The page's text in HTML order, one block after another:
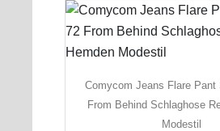
Comycom Jeans Flare Pant
From Behind Schlaghose
Modestil